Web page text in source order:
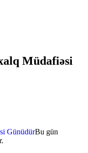
Müdafiəsi
Bu gün